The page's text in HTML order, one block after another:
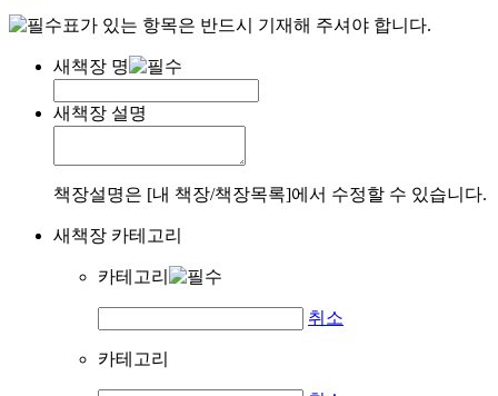
표가 있는 항목은 반드시 기재해 주셔야 합니다.
새책장 명
새책장 설명
책장설명은 [내 책장/책장목록]에서 수정할 수 있습니다.
새책장 카테고리
카테고리
취소
카테고리